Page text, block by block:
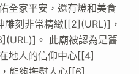
全家平安，還有燈和美食
刻非常精緻[[2](URL)]，
。 此廟被認為是舊
地人的信仰中心[[4]
能夠撫慰人心[[6]